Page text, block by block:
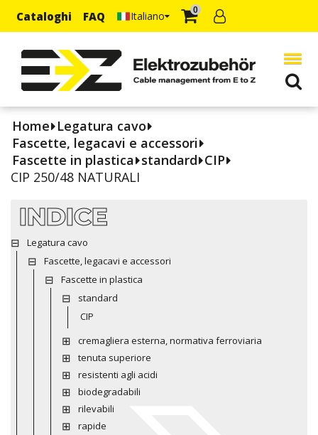
Cataloghi FAQ Italiano 0
Home Legatura cavo
Fascette, legacavi e accessori
Fascette in plastica standard CIP
CIP 250/48 NATURALI
INDICE
Legatura cavo
Fascette, legacavi e accessori
Fascette in plastica
standard
CIP
cremagliera esterna, normativa ferroviaria
tenuta superiore
resistenti agli acidi
biodegradabili
rilevabili
rapide